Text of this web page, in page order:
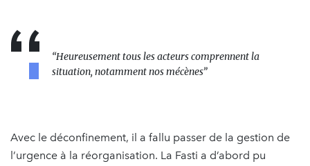
“Heureusement tous les acteurs comprennent la
situation, notamment nos mécènes”
Avec le déconfinement, il a fallu passer de la gestion de
l’urgence à la réorganisation. La Fasti a d’abord pu